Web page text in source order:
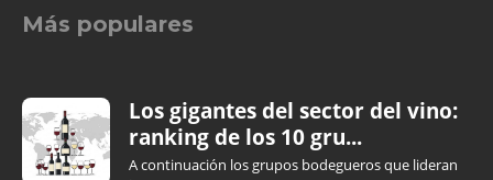
Más populares
Los gigantes del sector del vino:
ranking de los 10 gru...
A continuación los grupos bodegueros que lideran